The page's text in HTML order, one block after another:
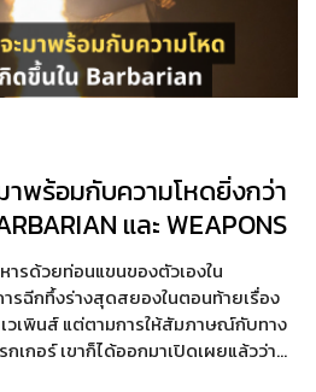
มาพร้อมกับความโหดยิ่งกว่า
และ WEAPONS
รด้วยท่อนแขนของตัวเองใน
รฉีกทึ้งร่างสุดสยองในตอนท้ายเรื่อง
วเพินส์ แต่ตามการให้สัมภาษณ์กับทาง
เกอร์ เขาก็ได้ออกมาเปิดเผยแล้วว่า…